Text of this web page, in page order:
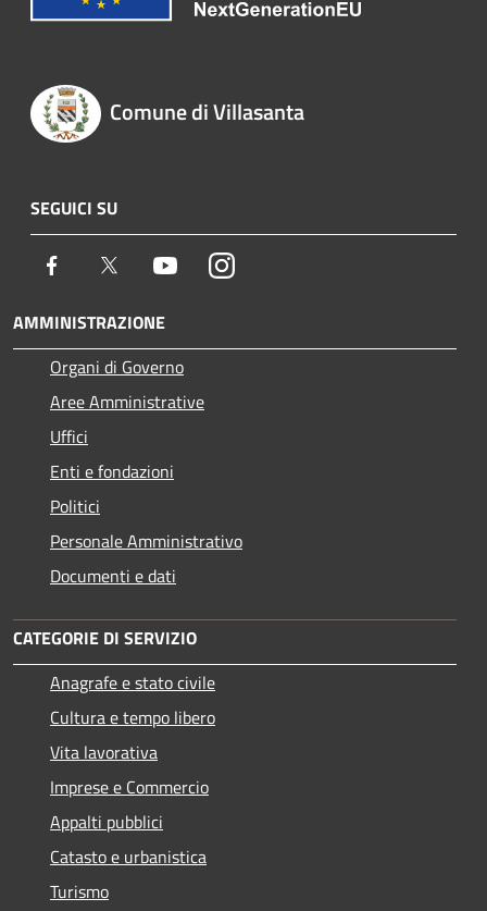
Comune di Villasanta
SEGUICI SU
Facebook Twitter YoutubeInstagram
AMMINISTRAZIONE
Organi di Governo
Aree Amministrative
Uffici
Enti e fondazioni
Politici
Personale Amministrativo
Documenti e dati
CATEGORIE DI SERVIZIO
Anagrafe e stato civile
Cultura e tempo libero
Vita lavorativa
Imprese e Commercio
Appalti pubblici
Catasto e urbanistica
Turismo